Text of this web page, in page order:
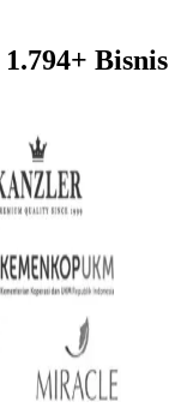
1.794+ Bisnis